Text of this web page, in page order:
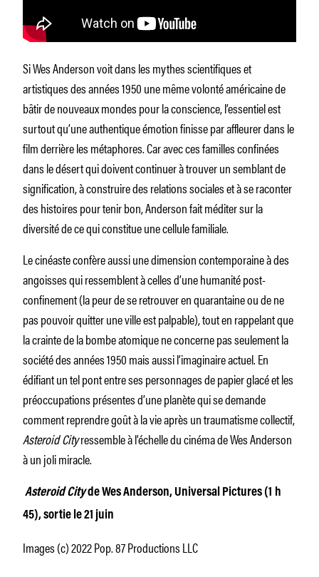
Si Wes Anderson voit dans les mythes scientifiques et
artistiques des années 1950 une même volonté américaine de
bâtir de nouveaux mondes pour la conscience, l’essentiel est
surtout qu’une authentique émotion finisse par affleurer dans le
film derrière les métaphores. Car avec ces familles confinées
dans le désert qui doivent continuer à trouver un semblant de
signification, à construire des relations sociales et à se raconter
des histoires pour tenir bon, Anderson fait méditer sur la
diversité de ce qui constitue une cellule familiale.
Le cinéaste confère aussi une dimension contemporaine à des
angoisses qui ressemblent à celles d’une humanité post-
confinement (la peur de se retrouver en quarantaine ou de ne
pas pouvoir quitter une ville est palpable), tout en rappelant que
la crainte de la bombe atomique ne concerne pas seulement la
société des années 1950 mais aussi l’imaginaire actuel. En
édifiant un tel pont entre ses personnages de papier glacé et les
préoccupations présentes d’une planète qui se demande
comment reprendre goût à la vie après un traumatisme collectif,
Asteroid Cityressemble à l’échelle du cinéma de Wes Anderson
à un joli miracle.
Asteroid Cityde Wes Anderson, Universal Pictures (1 h
45), sortie le 21 juin
Images (c) 2022 Pop. 87 Productions LLC